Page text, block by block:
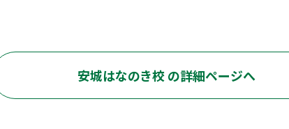
安城はなのき校 の詳細ページへ